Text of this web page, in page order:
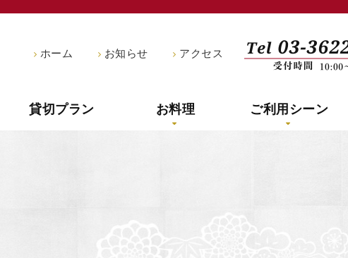
ホーム お知らせ アクセス
貸切プラン お料理 ご利用シーン